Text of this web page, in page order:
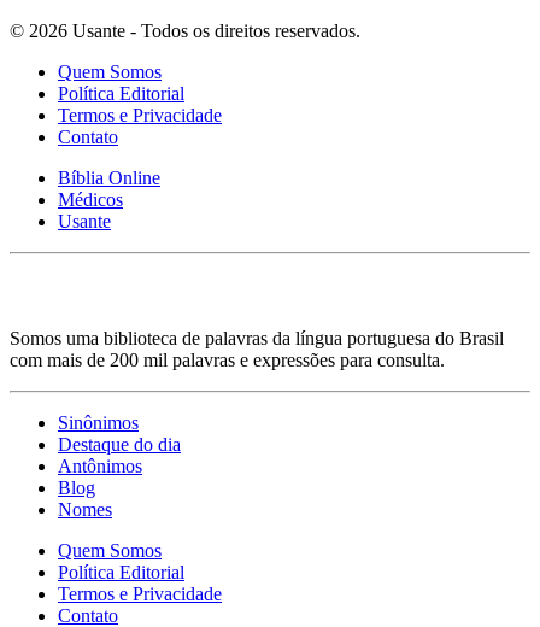
© 2026 Usante - Todos os direitos reservados.
Quem Somos
Política Editorial
Termos e Privacidade
Contato
Bíblia Online
Médicos
Usante
Somos uma biblioteca de palavras da língua portuguesa do Brasil
com mais de 200 mil palavras e expressões para consulta.
Sinônimos
Destaque do dia
Antônimos
Blog
Nomes
Quem Somos
Política Editorial
Termos e Privacidade
Contato